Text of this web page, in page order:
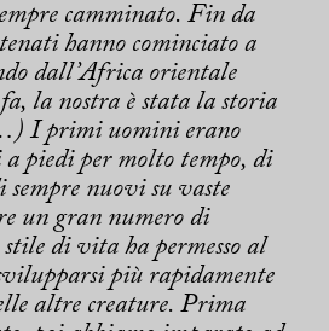
camminato. Fin da
hanno cominciato a
dall’Africa orientale
la nostra è stata la storia
I primi uomini erano
a piedi per molto tempo, di
sempre nuovi su vaste
un gran numero di
stile di vita ha permesso al
più rapidamente
altre creature. Prima